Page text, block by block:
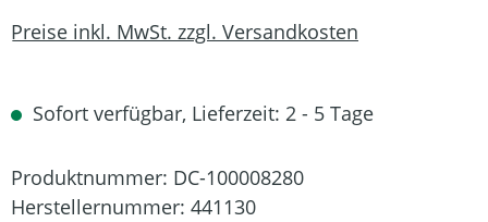
Preise inkl. MwSt. zzgl. Versandkosten
Sofort verfügbar, Lieferzeit: 2 - 5 Tage
Produktnummer: DC-100008280
Herstellernummer: 441130